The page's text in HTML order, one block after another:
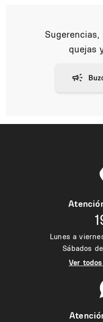
quejas
Lunes a
Sábados
Ver